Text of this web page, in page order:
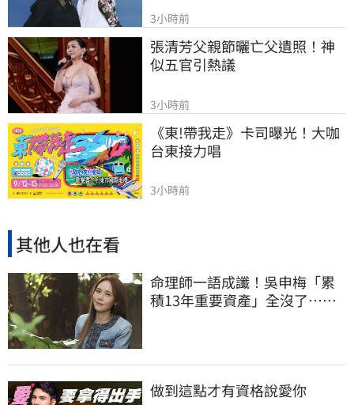
3小時前
張清芳父親節曬亡父遺照！神
似五官引熱議
3小時前
《東!帶我走》卡司曝光！大咖
台東接力唱
3小時前
其他人也在看
命理師一語成讖！吳申梅「累
積13年重要資產」全沒了…急
做到這點才有資格說愛你